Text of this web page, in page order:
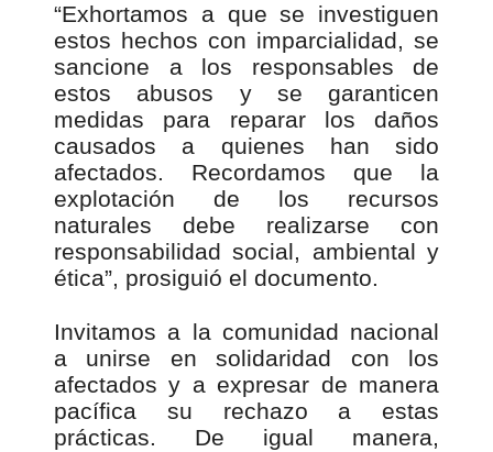
“Exhortamos a que se investiguen
estos hechos con imparcialidad, se
sancione a los responsables de
estos abusos y se garanticen
medidas para
reparar los daños
causados a quienes han sido
afectados. Recordamos que la
explotación de los recursos
naturales debe realizarse con
responsabilidad social, ambiental y
ética”, prosiguió el documento.
Invitamos a la comunidad nacional
a unirse en solidaridad con los
afectados y a expresar de manera
pacífica su rechazo a estas
prácticas. De igual manera,